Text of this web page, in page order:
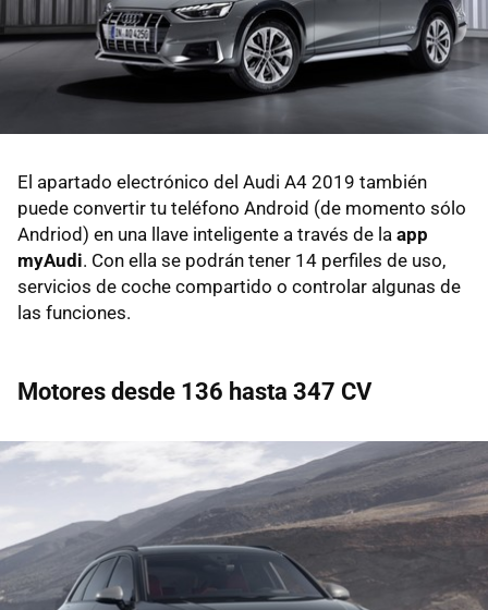
El apartado electrónico del Audi A4 2019 también
puede convertir tu teléfono Android (de momento sólo
Andriod) en una llave inteligente a través de la app
myAudi. Con ella se podrán tener 14 perfiles de uso,
servicios de coche compartido o controlar algunas de
las funciones.
Motores desde 136 hasta 347 CV